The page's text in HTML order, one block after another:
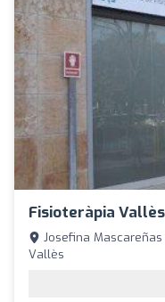
Fisioteràpia Vallès
Josefina
Vallès